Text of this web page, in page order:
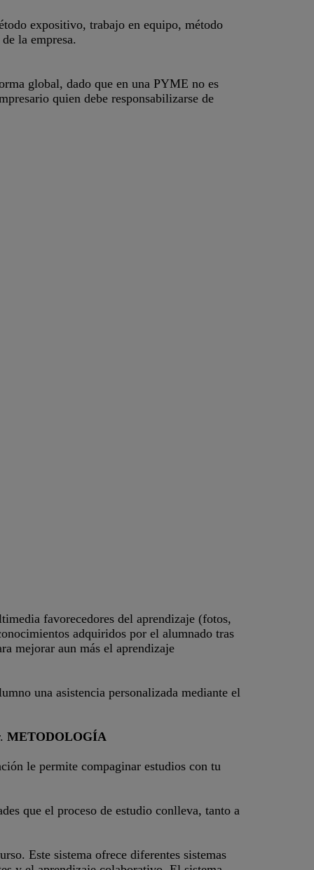
expositivo, trabajo en equipo, método
la empresa.
global, dado que en una PYME no es
quien debe responsabilizarse de
favorecedores del aprendizaje (fotos,
adquiridos por el alumnado tras
mejorar aun más el aprendizaje
una asistencia personalizada mediante el
METODOLOGÍA
le permite compaginar estudios con tu
que el proceso de estudio conlleva, tanto a
Este sistema ofrece diferentes sistemas